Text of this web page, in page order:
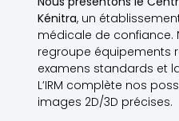
Kénitra, un
médicale de confiance.
regroupe équipements
examens standards et
L’IRM complète nos
images 2D/3D précises.